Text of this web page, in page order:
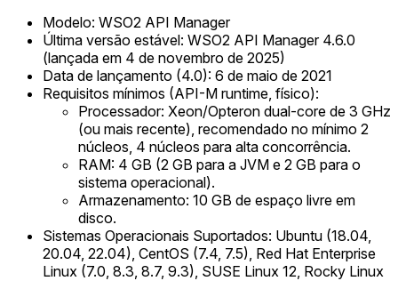
Modelo: WSO2 API Manager
Última versão estável: WSO2 API Manager 4.6.0
(lançada em 4 de novembro de 2025)
Data de lançamento (4.0): 6 de maio de 2021
Requisitos mínimos (API-M runtime, físico):
Processador: Xeon/Opteron dual-core de 3 GHz
(ou mais recente), recomendado no mínimo 2
núcleos, 4 núcleos para alta concorrência.
RAM: 4 GB (2 GB para a JVM e 2 GB para o
sistema operacional).
Armazenamento: 10 GB de espaço livre em
disco.
Sistemas Operacionais Suportados: Ubuntu (18.04,
20.04, 22.04), CentOS (7.4, 7.5), Red Hat Enterprise
Linux (7.0, 8.3, 8.7, 9.3), SUSE Linux 12, Rocky Linux